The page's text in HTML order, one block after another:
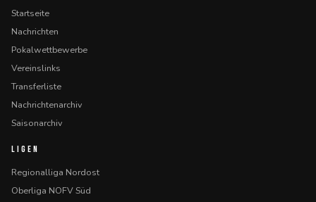
Startseite
Nachrichten
Pokalwettbewerbe
Vereinslinks
Transferliste
Nachrichtenarchiv
Saisonarchiv
LIGEN
Regionalliga Nordost
Oberliga NOFV Süd